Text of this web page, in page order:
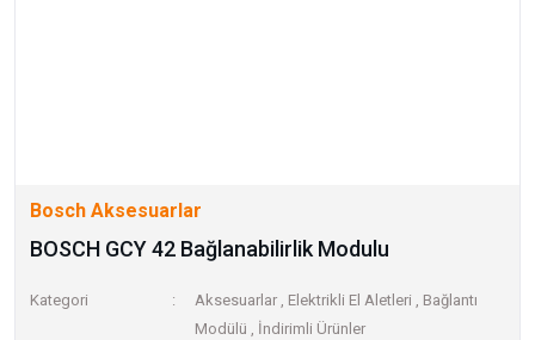
Bosch Aksesuarlar
BOSCH GCY 42 Bağlanabilirlik Modulu
Kategori Aksesuarlar , Elektrikli El Aletleri , Bağlantı
Modülü , İndirimli Ürünler